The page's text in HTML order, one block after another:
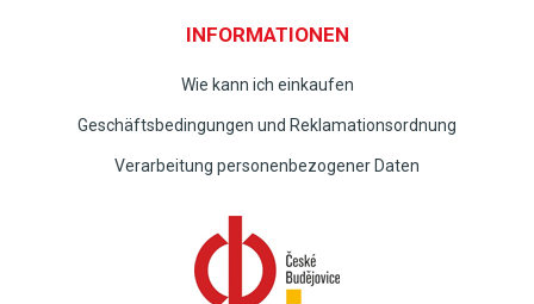
INFORMATIONEN
Wie kann ich einkaufen
Geschäftsbedingungen und Reklamationsordnung
Verarbeitung personenbezogener Daten